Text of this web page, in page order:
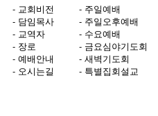
- 교회비전
- 담임목사
- 교역자
- 장로
- 예배안내
- 오시는길
- 주일예배
- 주일오후예배
- 수요예배
- 금요심야기도회
- 새벽기도회
- 특별집회설교